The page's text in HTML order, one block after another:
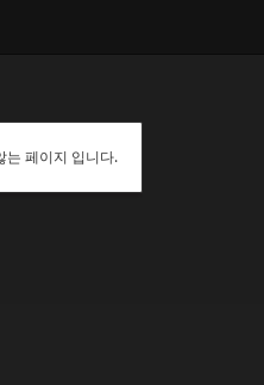
는 페이지 입니다.